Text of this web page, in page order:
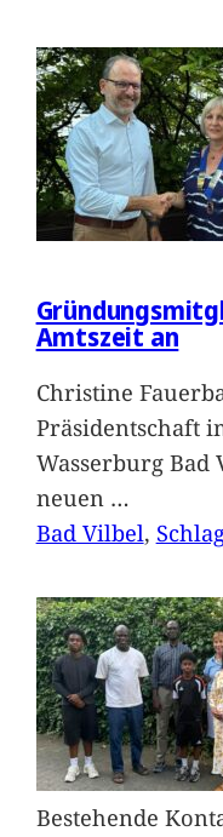
Amtszeit an
Christine
Präsidentschaft
Wasserburg Bad
neuen …
Bad Vilbel,
Bestehende